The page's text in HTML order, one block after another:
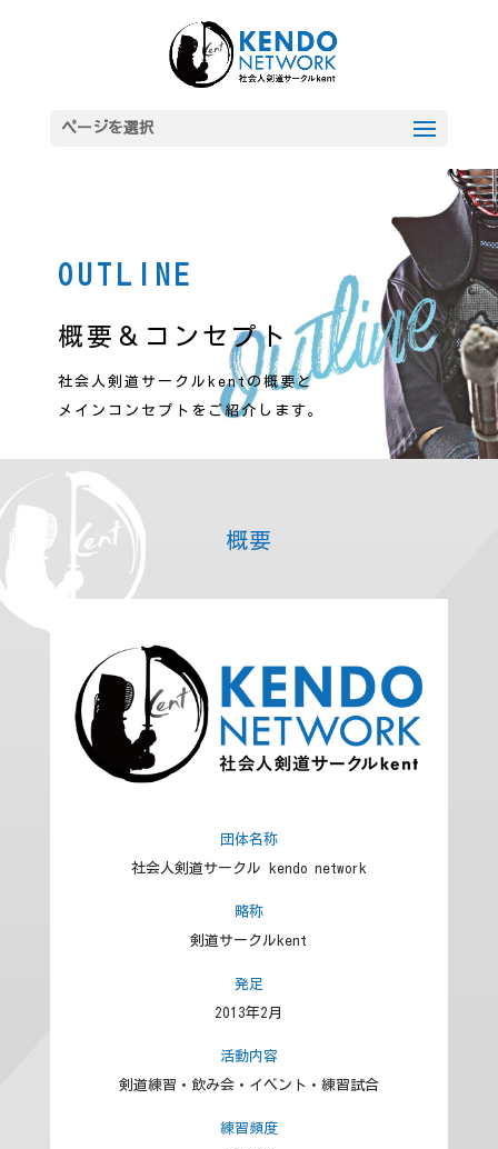
ページを選択
OUTLINE
概要＆コンセプト
社会人剣道サークルkentの概要と
メインコンセプトをご紹介します。
概要
団体名称
社会人剣道サークル kendo network
略称
剣道サークルkent
発足
2013年2月
活動内容
剣道練習・飲み会・イベント・練習試合
練習頻度